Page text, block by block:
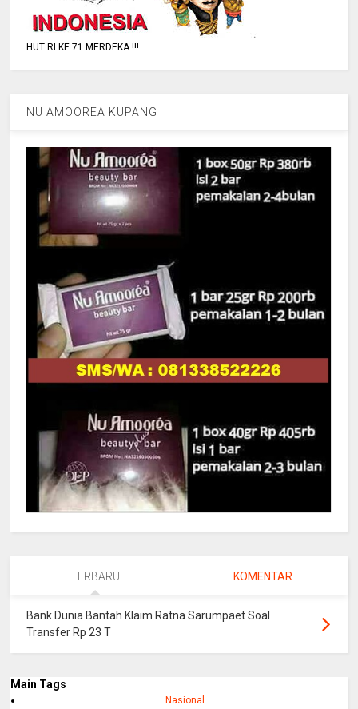
HUT RI KE 71 MERDEKA !!!
NU AMOOREA KUPANG
TERBARU KOMENTAR
Bank Dunia Bantah Klaim Ratna Sarumpaet Soal
Transfer Rp 23 T
Main Tags
Nasional